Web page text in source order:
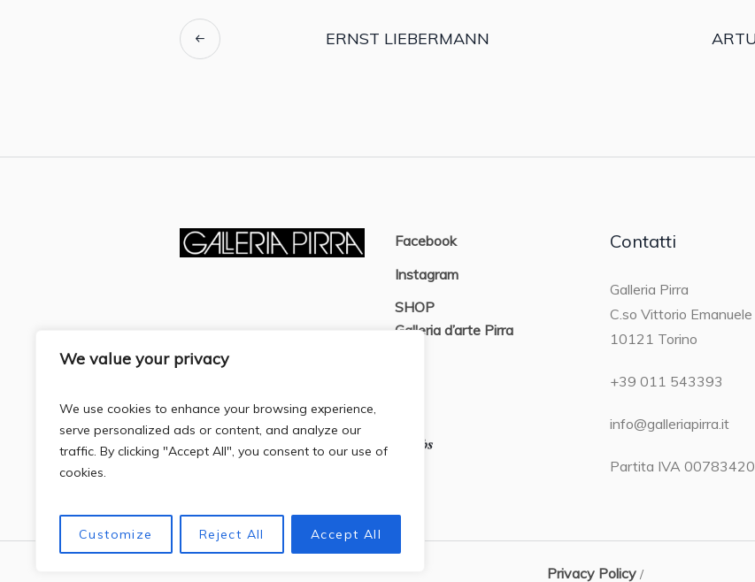
We value your privacy
We use cookies to enhance your browsing experience,
serve personalized ads or content, and analyze our
traffic. By clicking "Accept All", you consent to our use of
cookies.
Customize Reject All Accept All
ERNST LIEBERMANN
Facebook
Instagram
SHOP
Galleria d’arte Pirra
Contatti
Galleria Pirra
C.so Vittorio Emanuele
10121 Torino
+39 011 543393
info@galleriapirra.it
Partita IVA
Privacy Policy/